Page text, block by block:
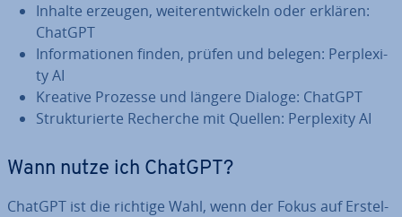
Inhalte erzeugen, wei­ter­ent­wi­ckeln oder erklären:
ChatGPT
In­for­ma­tio­nen finden, prüfen und belegen: Per­ple­xi­
ty AI
Kreative Prozesse und längere Dialoge: ChatGPT
Struk­tu­rier­te Recherche mit Quellen: Per­ple­xi­ty AI
Wann nutze ich ChatGPT?
ChatGPT ist die richtige Wahl, wenn der Fokus auf Er­stel­